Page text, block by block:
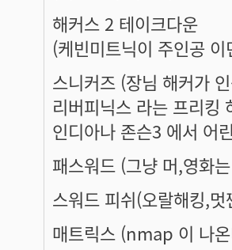
해커스 2 테이크다운
(케빈미트닉이 주인공
스니커즈 (장님 해커가
리버피닉스 라는 프리킹
인디아나 존슨3 에서 어
패스워드 (그냥 머,영화
스워드 피쉬(오랄해킹,
매트릭스 (nmap 이 나